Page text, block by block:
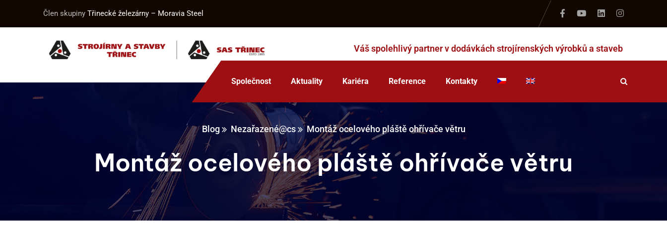
Člen skupiny Třinecké železárny – Moravia Steel
Váš spolehlivý partner v dodávkách strojírenských výrobků a staveb
Společnost Aktuality Kariéra Reference Kontakty
Blog Nezařazené@cs Montáž ocelového pláště ohřívače větru
Montáž ocelového pláště ohřívače větru